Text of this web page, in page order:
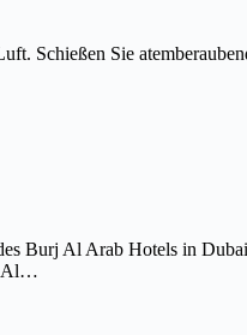
Schießen Sie
Burj Al Arab Hotels in
Al…